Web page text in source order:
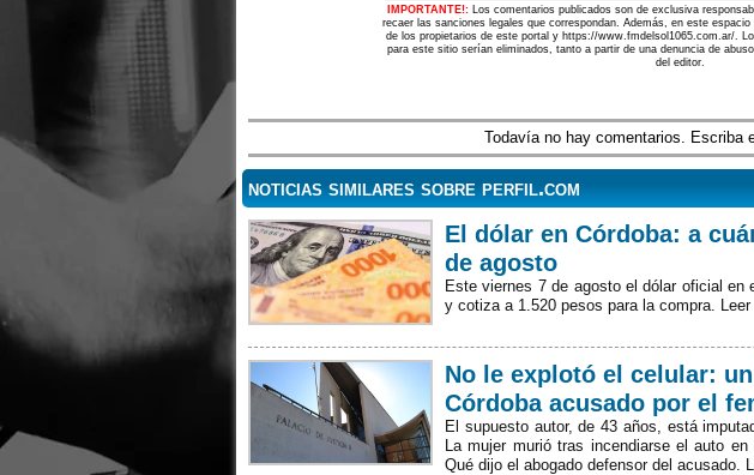
IMPORTANTE!: Los comentarios publicados son de exclusiva
recaer las sanciones legales que correspondan. Además, en este
de los propietarios de este portal y https://www.fmdelsol1065.com.ar/.
para este sitio serían eliminados, tanto a partir de una denuncia de
del editor.
Todavía no hay comentarios. Escriba
noticias similares sobre perfil.com
El dólar en Córdoba: a
de agosto
Este viernes 7 de agosto el dólar oficial
y cotiza a 1.520 pesos para la compra. Leer
No le explotó el celular:
Córdoba acusado por el
El supuesto autor, de 43 años, está
La mujer murió tras incendiarse el auto
Qué dijo el abogado defensor del acusado.